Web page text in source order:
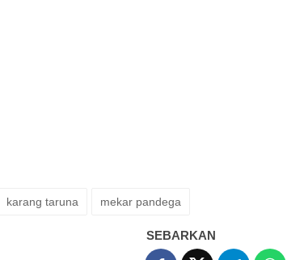
karang taruna mekar pandega
SEBARKAN